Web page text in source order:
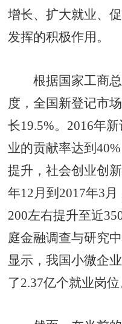
增长、扩大就业、
发挥的积极作用。
根据国家工商总
度，全国新登记市
长19.5%。2016年
业的贡献率达到
提升，社会创业创
年12月到2017年3
200左右提升至近
庭金融调查与研究
显示，我国小微企
了2.37亿个就业岗位